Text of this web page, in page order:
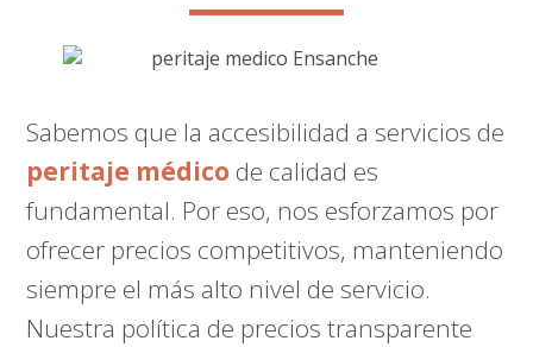
Sabemos que la accesibilidad a servicios de
peritaje médico de calidad es
fundamental. Por eso, nos esforzamos por
ofrecer precios competitivos, manteniendo
siempre el más alto nivel de servicio.
Nuestra política de precios transparente